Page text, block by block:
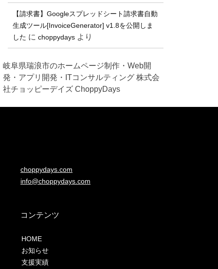
【請求書】Googleスプレッドシート請求書自動
生成ツール[InvoiceGenerator] v1.8を公開しま
した に choppydays より
岐阜県瑞浪市のホームページ制作・Web開
発・アプリ開発・ITコンサルティング 株式会
社チョッピーデイズ ChoppyDays
choppydays.com
info@choppydays.com
コンテンツ
HOME
お知らせ
支援実績